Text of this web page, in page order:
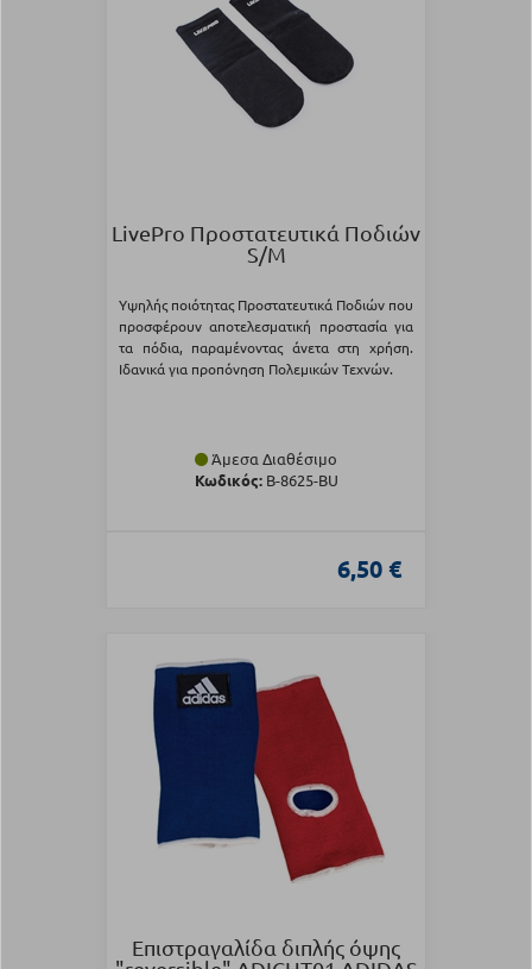
LivePro Προστατευτικά Ποδιών
S/M
Υψηλής ποιότητας Προστατευτικά Ποδιών που
προσφέρουν αποτελεσματική προστασία για
τα πόδια, παραμένοντας άνετα στη χρήση.
Ιδανικά για προπόνηση Πολεμικών Τεχνών.
Άμεσα Διαθέσιμο
Κωδικός:Β-8625-BU
6,50 €
Επιστραγαλίδα διπλής όψης